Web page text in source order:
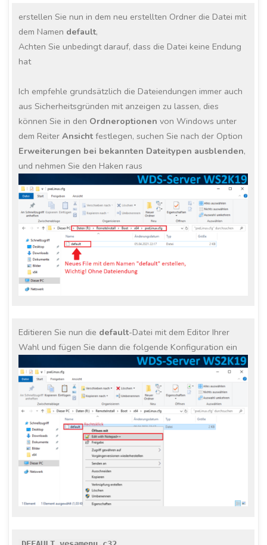
erstellen Sie nun in dem neu erstellten Ordner die Datei mit
dem Namen default,
Achten Sie unbedingt darauf, dass die Datei keine Endung
hat
Ich empfehle grundsätzlich die Dateiendungen immer auch
aus Sicherheitsgründen mit anzeigen zu lassen, dies
können Sie in den Ordneroptionenvon Windows unter
dem ReiterAnsichtfestlegen, suchen Sie nach der Option
Erweiterungen bei bekannten Dateitypen ausblenden,
und nehmen Sie den Haken raus
Editieren Sie nun die default-Datei mit dem Editor Ihrer
Wahl und fügen Sie dann die folgende Konfiguration ein